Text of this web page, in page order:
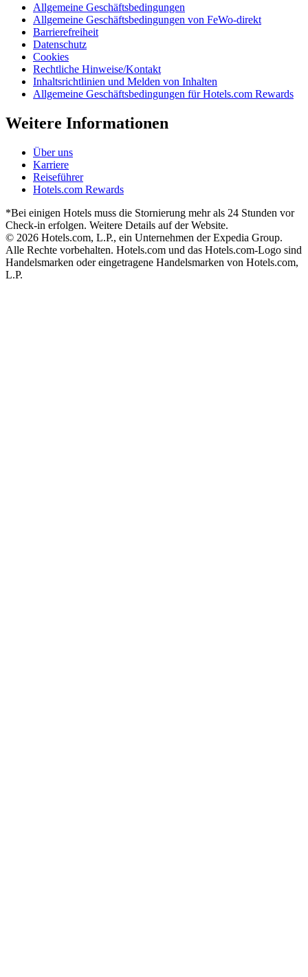
Allgemeine Geschäftsbedingungen
Allgemeine Geschäftsbedingungen von FeWo-direkt
Barrierefreiheit
Datenschutz
Cookies
Rechtliche Hinweise/Kontakt
Inhaltsrichtlinien und Melden von Inhalten
Allgemeine Geschäftsbedingungen für Hotels.com Rewards
Weitere Informationen
Über uns
Karriere
Reiseführer
Hotels.com Rewards
*Bei einigen Hotels muss die Stornierung mehr als 24 Stunden vor
Check-in erfolgen. Weitere Details auf der Website.
© 2026 Hotels.com, L.P., ein Unternehmen der Expedia Group.
Alle Rechte vorbehalten. Hotels.com und das Hotels.com-Logo sind
Handelsmarken oder eingetragene Handelsmarken von Hotels.com,
L.P.